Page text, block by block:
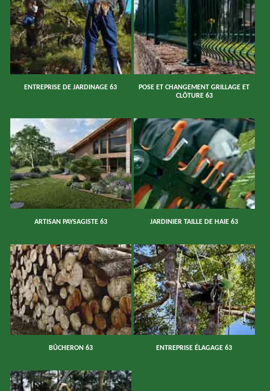
ENTREPRISE DE JARDINAGE 63
POSE ET CHANGEMENT GRILLAGE ET
CLÔTURE 63
ARTISAN PAYSAGISTE 63 JARDINIER TAILLE DE HAIE 63
BÛCHERON 63 ENTREPRISE ÉLAGAGE 63